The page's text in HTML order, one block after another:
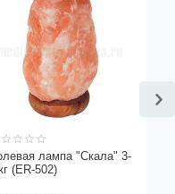
лампа "Скала" 3-
(ER-502)